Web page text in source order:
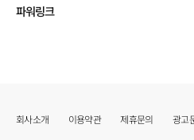
파워링크
회사소개 이용약관 제휴문의 광고